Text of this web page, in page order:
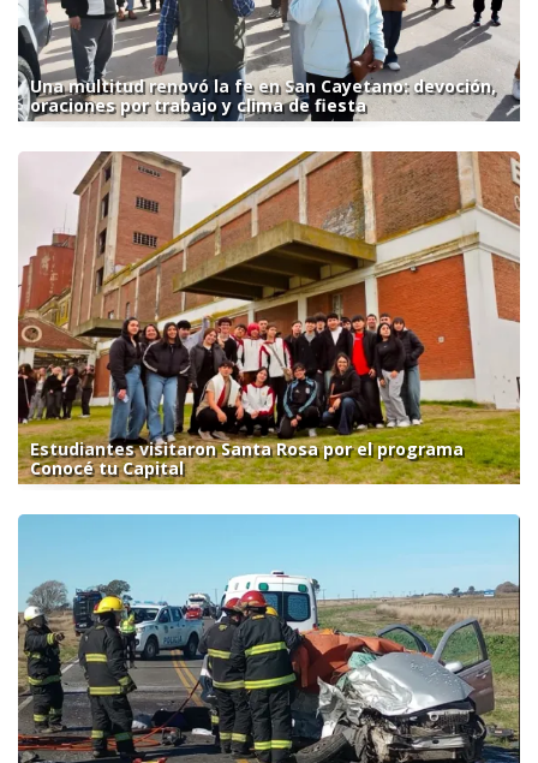
Una multitud renovó la fe en San Cayetano: devoción,
oraciones por trabajo y clima de fiesta
Estudiantes visitaron Santa Rosa por el programa
Conocé tu Capital